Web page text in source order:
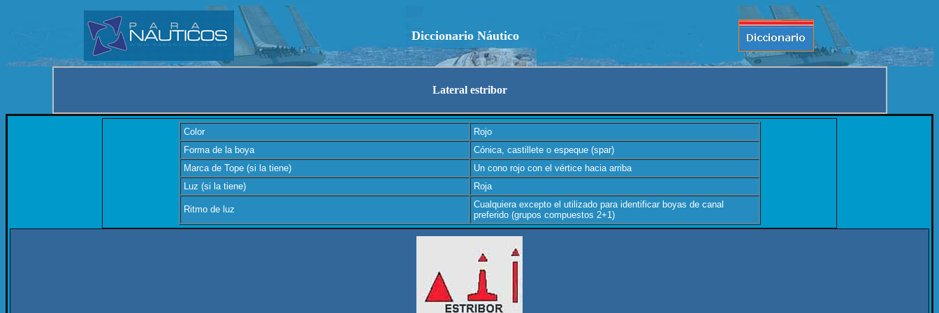
Diccionario Náutico
Lateral estribor
Color
Rojo
Forma de la boya
Cónica, castillete o espeque (spar)
Marca de Tope (si la tiene)
Un cono rojo con el vértice hacia arriba
Luz (si la tiene)
Roja
Ritmo de luz
Cualquiera excepto el utilizado para identificar boyas de canal
preferido (grupos compuestos 2+1)